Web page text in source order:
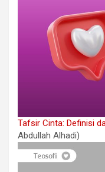
Tafsir Cinta: Definisi
Abdullah Alhadi)